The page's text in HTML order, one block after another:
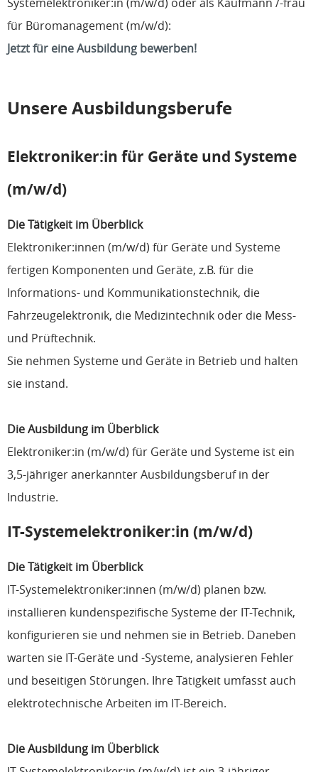
für Büromanagement (m/w/d):
Jetzt für eine Ausbildung bewerben!
Unsere Ausbildungsberufe
Elektroniker:in für Geräte und Systeme
(m/w/d)
Die Tätigkeit im Überblick
Elektroniker:innen (m/w/d) für Geräte und Systeme
fertigen Komponenten und Geräte, z.B. für die
Informations- und Kommunikationstechnik, die
Fahrzeugelektronik, die Medizintechnik oder die Mess-
und Prüftechnik.
Sie nehmen Systeme und Geräte in Betrieb und halten
sie instand.
Die Ausbildung im Überblick
Elektroniker:in (m/w/d) für Geräte und Systeme ist ein
3,5-jähriger anerkannter Ausbildungsberuf in der
Industrie.
IT-Systemelektroniker:in (m/w/d)
Die Tätigkeit im Überblick
IT-Systemelektroniker:innen (m/w/d) planen bzw.
installieren kundenspezifische Systeme der IT-Technik,
konfigurieren sie und nehmen sie in Betrieb. Daneben
warten sie IT-Geräte und -Systeme, analysieren Fehler
und beseitigen Störungen. Ihre Tätigkeit umfasst auch
elektrotechnische Arbeiten im IT-Bereich.
Die Ausbildung im Überblick